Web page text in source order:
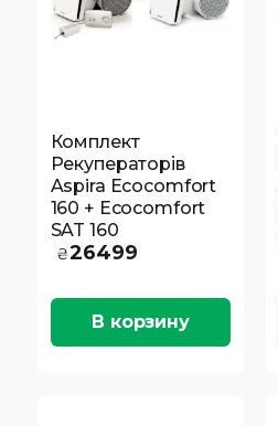
Комплект
Рекуператорів
Aspira Ecocomfort
160 + Ecocomfort
SAT 160
₴26499
В корзину